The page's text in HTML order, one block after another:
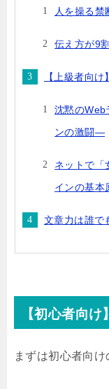
人を操る禁
伝え方が9割
【上級者向
沈黙の
ンの激闘—
ネットで
インの基本
文章力は誰で
【初心者向
まずは初心者向け